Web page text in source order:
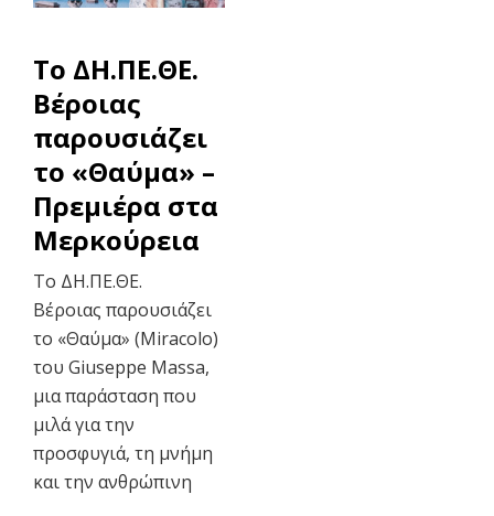
To ΔΗ.ΠΕ.ΘΕ.
Βέροιας
παρουσιάζει
το «Θαύμα» –
Πρεμιέρα στα
Μερκούρεια
Το ΔΗ.ΠΕ.ΘΕ.
Βέροιας παρουσιάζει
το «Θαύμα» (Miracolo)
του Giuseppe Massa,
μια παράσταση που
μιλά για την
προσφυγιά, τη μνήμη
και την ανθρώπινη